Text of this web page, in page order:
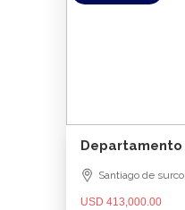
Departamento
Santiago de surco
USD 413,000.00